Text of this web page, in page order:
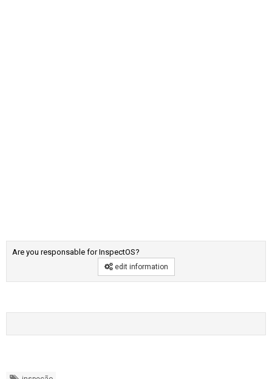
Are you responsable for InspectOS?
edit information